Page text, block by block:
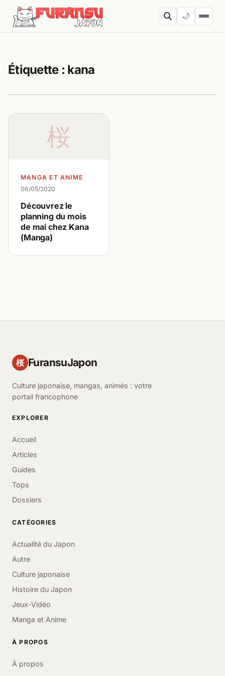
Aller au contenu
🌙
Étiquette : kana
桜
MANGA ET ANIME
06/05/2020
Découvrez le
planning du mois
de mai chez Kana
(Manga)
桜 FuransuJapon
Culture japonaise, mangas, animés : votre
portail francophone
EXPLORER
Accueil
Articles
Guides
Tops
Dossiers
CATÉGORIES
Actualité du Japon
Autre
Culture japonaise
Histoire du Japon
Jeux-Vidéo
Manga et Anime
À PROPOS
À propos